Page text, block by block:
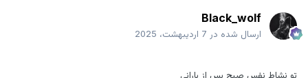
Black_wolf
ارسال شده در 7 اردیبهشت، 2025
تو نشاطِ نفسِ صبحِ پس از بارانی